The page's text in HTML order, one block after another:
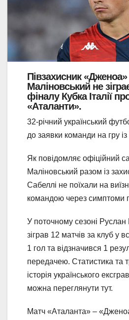
Півзахисник
Маліновський не
фіналу Кубка Італії
«Аталанти».
32-річний український
до заявки команди на гру
Як повідомляє офіційний
Маліновський разом із
Сабеллі не поїхали на
командою через симптоми
У поточному сезоні Руслан
зіграв 12 матчів за клуб у
1 гол та відзначився 1
передачею. Статистика та
історія українського
можна переглянути тут.
Матч «Аталанта» –